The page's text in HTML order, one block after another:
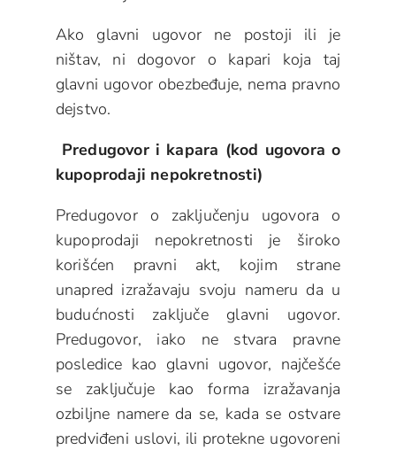
Ako glavni ugovor ne postoji ili je
ništav, ni dogovor o kapari koja taj
glavni ugovor obezbeđuje, nema pravno
dejstvo.
Predugovor i kapara (kod ugovora o
kupoprodaji nepokretnosti)
Predugovor o zaključenju ugovora o
kupoprodaji nepokretnosti je široko
korišćen pravni akt, kojim strane
unapred izražavaju svoju nameru da u
budućnosti zaključe glavni ugovor.
Predugovor, iako ne stvara pravne
posledice kao glavni ugovor, najčešće
se zaključuje kao forma izražavanja
ozbiljne namere da se, kada se ostvare
predviđeni uslovi, ili protekne ugovoreni